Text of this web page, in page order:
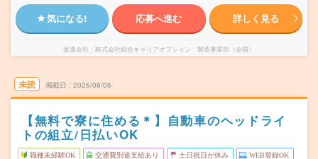
気になる! 応募へ進む 詳しく見る
派遣会社 株式会社綜合キャリアオプション 製造事業部（全国）
未読 掲載日 2026/08/06
【無料で寮に住める＊】自動車のヘッドライ
トの組立/日払いOK
職種未経験OK 交通費別途支給あり 土日祝日が休み WEB登録OK